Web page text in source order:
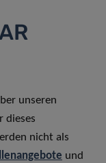
unseren
dieses
nicht als
und